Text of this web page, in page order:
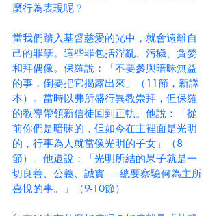
麼行為表現呢？
當我們踏入基督慈愛的光中，就會遠離自
己的罪孽。這些罪包括淫亂、污穢、貪婪
和拜偶像。保羅說：「不要參與暗昧無益
的事，倒要把它揭露出來」（11節，新譯
本）。當時以弗所盛行異教崇拜，但保羅
的教導帶領新信徒回到正軌。他說：「從
前你們是暗昧的，但如今在主裡面是光明
的，行事為人就當像光明的子女」（8
節）。他還說：「光明所結的果子就是一
切良善、公義、誠實──總要察驗何為主所
喜悅的事。」（9-10節）